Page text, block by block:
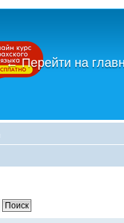
←Перейти на